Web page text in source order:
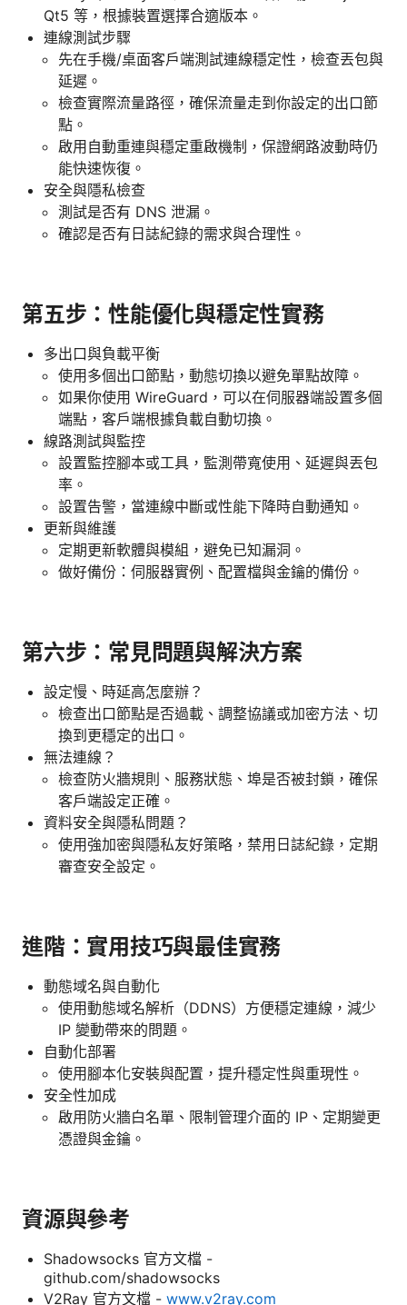
Qt5 等，根據裝置選擇合適版本。
連線測試步驟
先在手機/桌面客戶端測試連線穩定性，檢查丟包與
延遲。
檢查實際流量路徑，確保流量走到你設定的出口節
點。
啟用自動重連與穩定重啟機制，保證網路波動時仍
能快速恢復。
安全與隱私檢查
測試是否有 DNS 泄漏。
確認是否有日誌紀錄的需求與合理性。
第五步：性能優化與穩定性實務
多出口與負載平衡
使用多個出口節點，動態切換以避免單點故障。
如果你使用 WireGuard，可以在伺服器端設置多個
端點，客戶端根據負載自動切換。
線路測試與監控
設置監控腳本或工具，監測帶寬使用、延遲與丟包
率。
設置告警，當連線中斷或性能下降時自動通知。
更新與維護
定期更新軟體與模組，避免已知漏洞。
做好備份：伺服器實例、配置檔與金鑰的備份。
第六步：常見問題與解決方案
設定慢、時延高怎麼辦？
檢查出口節點是否過載、調整協議或加密方法、切
換到更穩定的出口。
無法連線？
檢查防火牆規則、服務狀態、埠是否被封鎖，確保
客戶端設定正確。
資料安全與隱私問題？
使用強加密與隱私友好策略，禁用日誌紀錄，定期
審查安全設定。
進階：實用技巧與最佳實務
動態域名與自動化
使用動態域名解析（DDNS）方便穩定連線，減少
IP 變動帶來的問題。
自動化部署
使用腳本化安裝與配置，提升穩定性與重現性。
安全性加成
啟用防火牆白名單、限制管理介面的 IP、定期變更
憑證與金鑰。
資源與參考
Shadowsocks 官方文檔 -
github.com/shadowsocks
V2Ray 官方文檔 - www.v2ray.com